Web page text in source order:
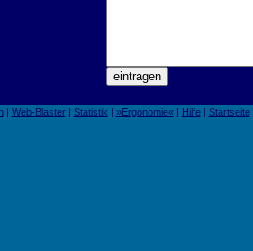
| Web-Blaster| Statistik | »Ergonomie«| Hilfe| Startseite